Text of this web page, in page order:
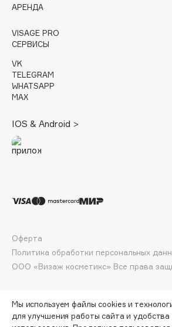
DABO
Darphin
Deonica
Dessange
Divage
Dolce & Gabbana
Dolomit
Dr. Vranjes Firenze
Dr.Ceuracle
Dr.Jart+
DSD de Luxe
АРЕНДА
VISAGE PRO
СЕРВИСЫ
VK
TELEGRAM
WHATSAPP
MAX
IOS & Android >
ООО «Визаж косметикс» Все права
Оферта
Политика обработки персональных
Мы используем файлы cookies и
для улучшения работы сайта и удобства